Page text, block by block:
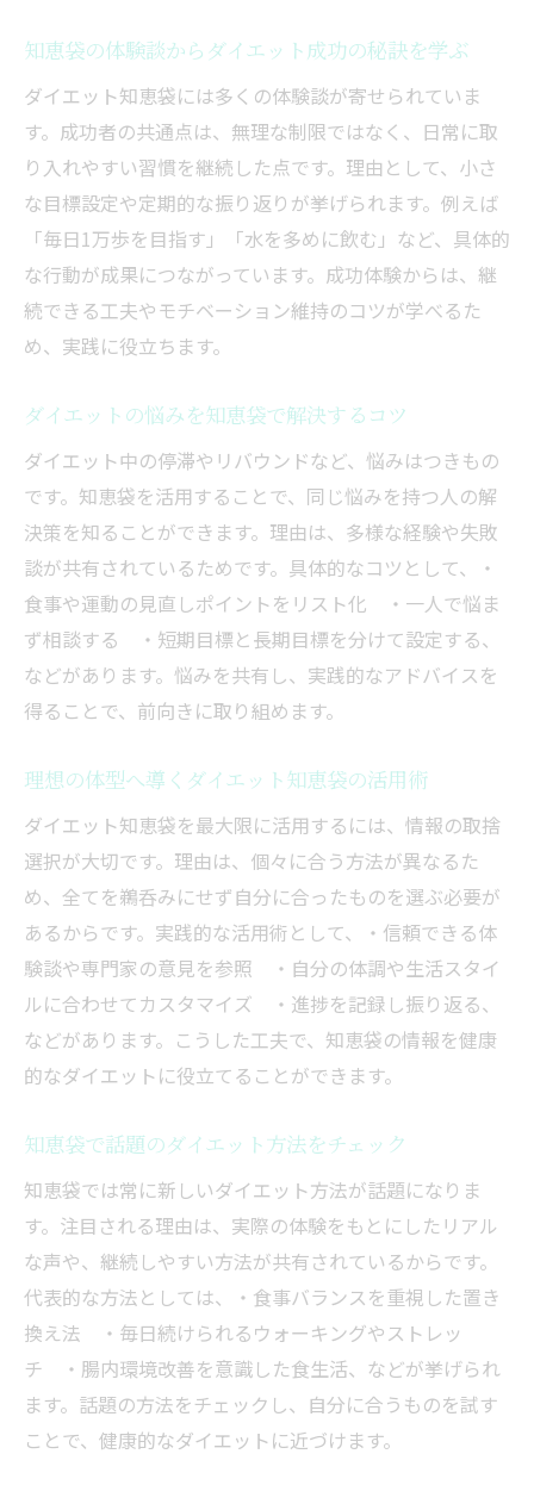
ダイエット知恵袋で続けやすいコツを見つ
ける
飽きずに続けるダイエット知恵袋の実践例
日常に取り入れやすいダイエット知恵袋の
方法
知恵袋で見つかる簡単ダイエット習慣集
楽しく続けるダイエット知恵袋のヒント
自分に合うダイエットを知恵袋から探す方法
める
知恵袋の体験談から自分に最適なダイエッ
ト探し
ダイエット知恵袋の比較で自分流を見つけ
よう
タイプ別に選ぶダイエット知恵袋の活用法
知恵袋利用で自分らしいダイエット計画を
作成
リバウンド対策なら知恵袋の体験談が参考に
ダイエット知恵袋で学ぶリバウンド防止の
知恵袋体験談で分かるリバウンドしない工
夫
長続きするダイエット知恵袋のリバウンド
対策
リバウンド防止に効く知恵袋の実践法とは
ダイエット知恵袋で体験談から学ぶ維持の
コツ
ダイエット知恵袋で効果的な方法を徹底比
較
人気のダイエット法を知恵袋でチェックし
よう
知恵袋で話題のダイエットの違いを分析
自分向きのダイエット知恵袋活用ポイント
成果が出やすいダイエット知恵袋の選び方
知恵袋の体験談からダイエット成功の秘訣を学ぶ
ダイエット知恵袋には多くの体験談が寄せられていま
す。成功者の共通点は、無理な制限ではなく、日常に取
り入れやすい習慣を継続した点です。理由として、小さ
な目標設定や定期的な振り返りが挙げられます。例えば
「毎日1万歩を目指す」「水を多めに飲む」など、具体的
な行動が成果につながっています。成功体験からは、継
続できる工夫やモチベーション維持のコツが学べるた
め、実践に役立ちます。
ダイエットの悩みを知恵袋で解決するコツ
ダイエット中の停滞やリバウンドなど、悩みはつきもの
です。知恵袋を活用することで、同じ悩みを持つ人の解
決策を知ることができます。理由は、多様な経験や失敗
談が共有されているためです。具体的なコツとして、・
食事や運動の見直しポイントをリスト化 ・一人で悩ま
ず相談する ・短期目標と長期目標を分けて設定する、
などがあります。悩みを共有し、実践的なアドバイスを
得ることで、前向きに取り組めます。
理想の体型へ導くダイエット知恵袋の活用術
ダイエット知恵袋を最大限に活用するには、情報の取捨
選択が大切です。理由は、個々に合う方法が異なるた
め、全てを鵜呑みにせず自分に合ったものを選ぶ必要が
あるからです。実践的な活用術として、・信頼できる体
験談や専門家の意見を参照 ・自分の体調や生活スタイ
ルに合わせてカスタマイズ ・進捗を記録し振り返る、
などがあります。こうした工夫で、知恵袋の情報を健康
的なダイエットに役立てることができます。
知恵袋で話題のダイエット方法をチェック
知恵袋では常に新しいダイエット方法が話題になりま
す。注目される理由は、実際の体験をもとにしたリアル
な声や、継続しやすい方法が共有されているからです。
代表的な方法としては、・食事バランスを重視した置き
換え法 ・毎日続けられるウォーキングやストレッ
チ ・腸内環境改善を意識した食生活、などが挙げられ
ます。話題の方法をチェックし、自分に合うものを試す
ことで、健康的なダイエットに近づけます。